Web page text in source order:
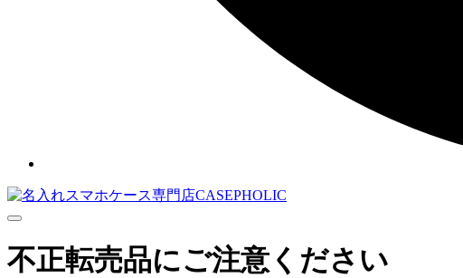
Menu
不正転売品にご注意ください